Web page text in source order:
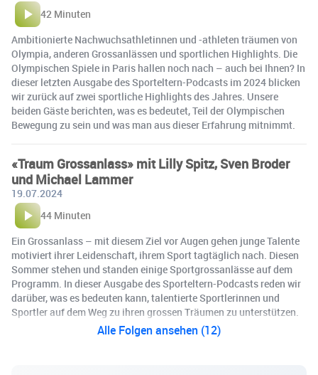
42 Minuten
Ambitionierte Nachwuchsathletinnen und -athleten träumen von
Olympia, anderen Grossanlässen und sportlichen Highlights. Die
Olympischen Spiele in Paris hallen noch nach – auch bei Ihnen? In
dieser letzten Ausgabe des Sporteltern-Podcasts im 2024 blicken
wir zurück auf zwei sportliche Highlights des Jahres. Unsere
beiden Gäste berichten, was es bedeutet, Teil der Olympischen
Bewegung zu sein und was man aus dieser Erfahrung mitnimmt.
«Traum Grossanlass» mit Lilly Spitz, Sven Broder
und Michael Lammer
19.07.2024
44 Minuten
Ein Grossanlass – mit diesem Ziel vor Augen gehen junge Talente
motiviert ihrer Leidenschaft, ihrem Sport tagtäglich nach. Diesen
Sommer stehen und standen einige Sportgrossanlässe auf dem
Programm. In dieser Ausgabe des Sporteltern-Podcasts reden wir
darüber, was es bedeuten kann, talentierte Sportlerinnen und
Sportler auf dem Weg zu ihren grossen Träumen zu unterstützen.
Alle Folgen ansehen (12)